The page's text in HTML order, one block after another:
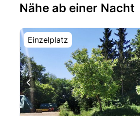
Nähe ab einer Nacht
Einzelplatz